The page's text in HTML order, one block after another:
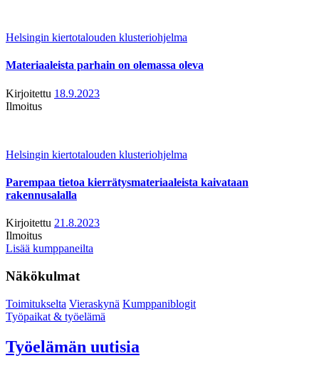
Helsingin kiertotalouden klusteriohjelma
Materiaaleista parhain on olemassa oleva
Kirjoitettu 18.9.2023
Ilmoitus
Helsingin kiertotalouden klusteriohjelma
Parempaa tietoa kierrätysmateriaaleista kaivataan
rakennusalalla
Kirjoitettu 21.8.2023
Ilmoitus
Lisää kumppaneilta
Näkökulmat
Toimitukselta Vieraskynä Kumppaniblogit
Työpaikat & työelämä
Työelämän uutisia